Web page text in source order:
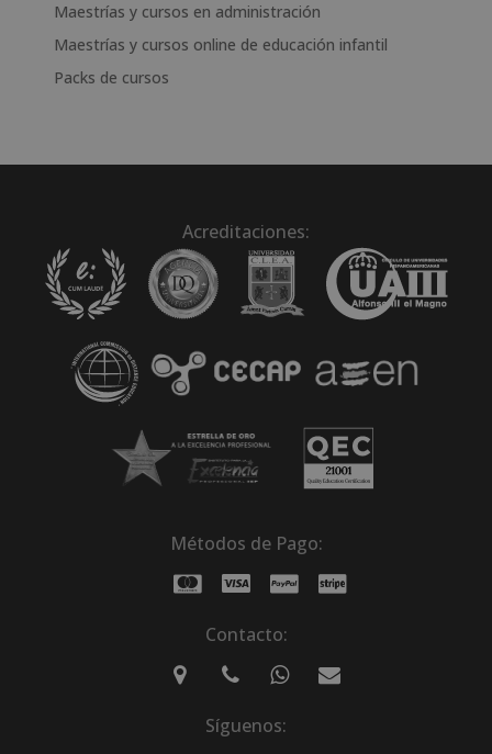
Maestrías y cursos en administración
Maestrías y cursos online de educación infantil
Packs de cursos
Acreditaciones:
Métodos de Pago:
Contacto:
Síguenos: